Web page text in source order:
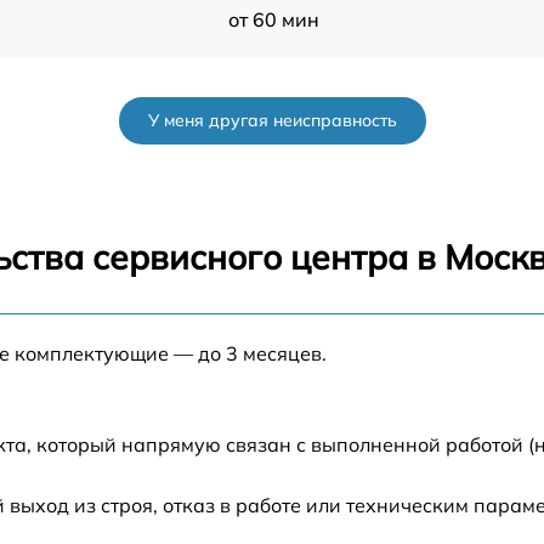
от 60 мин
от 60 мин
от 60 мин
У меня другая неисправность
сервисного центра в
комплектующие — до 3 месяцев.
который напрямую связан с выполненной работой
из строя, отказ в работе или техническим